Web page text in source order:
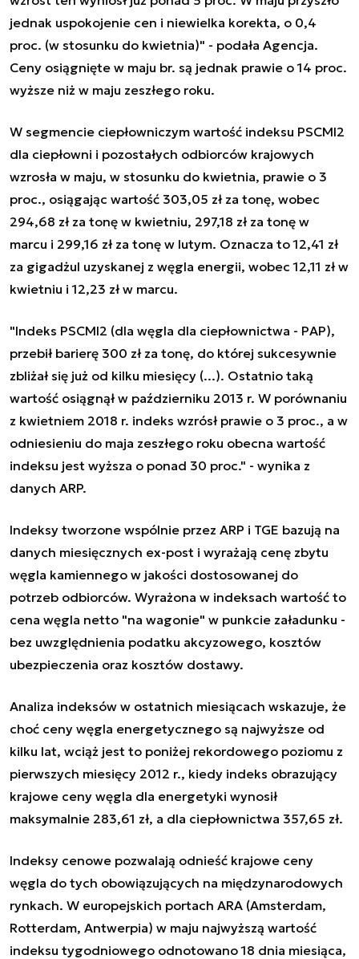
jednak uspokojenie cen i niewielka korekta, o 0,4
proc. (w stosunku do kwietnia)" - podała Agencja.
Ceny osiągnięte w maju br. są jednak prawie o 14 proc.
wyższe niż w maju zeszłego roku.
W segmencie ciepłowniczym wartość indeksu PSCMI2
dla ciepłowni i pozostałych odbiorców krajowych
wzrosła w maju, w stosunku do kwietnia, prawie o 3
proc., osiągając wartość 303,05 zł za tonę, wobec
294,68 zł za tonę w kwietniu, 297,18 zł za tonę w
marcu i 299,16 zł za tonę w lutym. Oznacza to 12,41 zł
za gigadżul uzyskanej z węgla energii, wobec 12,11 zł w
kwietniu i 12,23 zł w marcu.
"Indeks PSCMI2 (dla węgla dla ciepłownictwa - PAP),
przebił barierę 300 zł za tonę, do której sukcesywnie
zbliżał się już od kilku miesięcy (...). Ostatnio taką
wartość osiągnął w październiku 2013 r. W porównaniu
z kwietniem 2018 r. indeks wzrósł prawie o 3 proc., a w
odniesieniu do maja zeszłego roku obecna wartość
indeksu jest wyższa o ponad 30 proc." - wynika z
danych ARP.
Indeksy tworzone wspólnie przez ARP i TGE bazują na
danych miesięcznych ex-post i wyrażają cenę zbytu
węgla kamiennego w jakości dostosowanej do
potrzeb odbiorców. Wyrażona w indeksach wartość to
cena węgla netto "na wagonie" w punkcie załadunku -
bez uwzględnienia podatku akcyzowego, kosztów
ubezpieczenia oraz kosztów dostawy.
Analiza indeksów w ostatnich miesiącach wskazuje, że
choć ceny węgla energetycznego są najwyższe od
kilku lat, wciąż jest to poniżej rekordowego poziomu z
pierwszych miesięcy 2012 r., kiedy indeks obrazujący
krajowe ceny węgla dla energetyki wynosił
maksymalnie 283,61 zł, a dla ciepłownictwa 357,65 zł.
Indeksy cenowe pozwalają odnieść krajowe ceny
węgla do tych obowiązujących na międzynarodowych
rynkach. W europejskich portach ARA (Amsterdam,
Rotterdam, Antwerpia) w maju najwyższą wartość
indeksu tygodniowego odnotowano 18 dnia miesiąca,